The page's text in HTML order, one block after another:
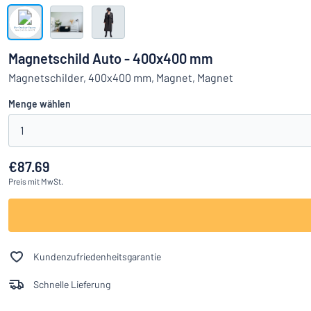
Alle Kategorien anzeigen
Einloggen
Kundenservice
Privat
Magnetschild Auto - 400x400 mm
Magnetschilder, 400x400 mm, Magnet, Magnet
Menge wählen
1
€87.69
Preis mit MwSt.
Kundenzufriedenheitsgarantie
Schnelle Lieferung